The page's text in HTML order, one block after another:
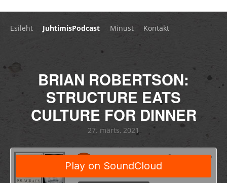
Esileht JuhtimisPodcast Minust Kontakt
BRIAN ROBERTSON:
STRUCTURE EATS
CULTURE FOR DINNER
27. märts, 2021